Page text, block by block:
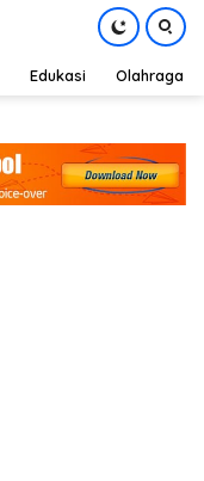
Edukasi Olahraga